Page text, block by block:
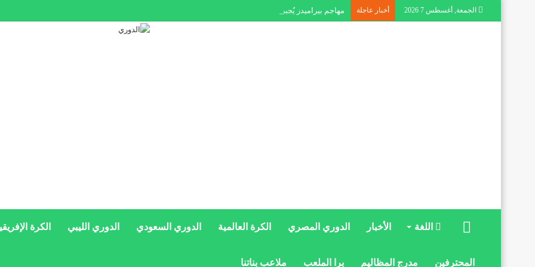
الجمعة, أغسطس 7 2026 أخبار عاجلة مهاجم بيراميدز يُجبر السويحلي الليبي على ضم نجم عالمي
الرئيسيةاللغة الأخبار الدوري المصري الكرة العالمية الدوري السعودي الدوري الليبي الكرة
المحترفين مدرج المظاليم برا الملعب ملاعب بناتنا